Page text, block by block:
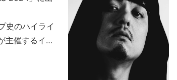
史のハイライ
主催するイベ